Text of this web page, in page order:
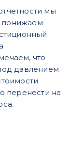
мы
понижаем
что
давлением
перенести на